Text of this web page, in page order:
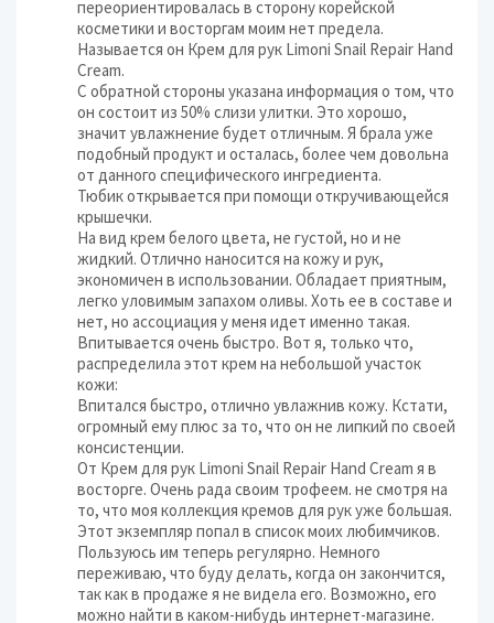
переориентировалась в сторону корейской
косметики и восторгам моим нет предела.
Называется он Крем для рук Limoni Snail Repair Hand
Cream.
С обратной стороны указана информация о том, что
он состоит из 50% слизи улитки. Это хорошо,
значит увлажнение будет отличным. Я брала уже
подобный продукт и осталась, более чем довольна
от данного специфического ингредиента.
Тюбик открывается при помощи откручивающейся
крышечки.
На вид крем белого цвета, не густой, но и не
жидкий. Отлично наносится на кожу и рук,
экономичен в использовании. Обладает приятным,
легко уловимым запахом оливы. Хоть ее в составе и
нет, но ассоциация у меня идет именно такая.
Впитывается очень быстро. Вот я, только что,
распределила этот крем на небольшой участок
кожи:
Впитался быстро, отлично увлажнив кожу. Кстати,
огромный ему плюс за то, что он не липкий по своей
консистенции.
От Крем для рук Limoni Snail Repair Hand Cream я в
восторге. Очень рада своим трофеем. не смотря на
то, что моя коллекция кремов для рук уже большая.
Этот экземпляр попал в список моих любимчиков.
Пользуюсь им теперь регулярно. Немного
переживаю, что буду делать, когда он закончится,
так как в продаже я не видела его. Возможно, его
можно найти в каком-нибудь интернет-магазине.